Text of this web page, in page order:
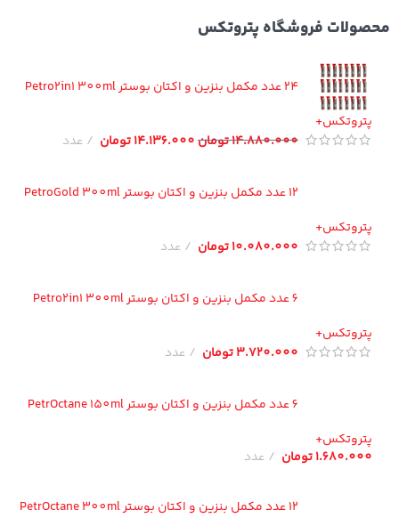
فروشگاه پتروتکس
24 عدد مکمل بنزین و اکتان بوستر Petro2in1 300ml
14.880.000تومان14.136.000تومان عدد
12 عدد مکمل بنزین و اکتان بوستر PetroGold 300ml
10.080.000تومان عدد
6 عدد مکمل بنزین و اکتان بوستر Petro2in1 300ml
3.720.000تومان عدد
6 عدد مکمل بنزین و اکتان بوستر PetrOctane 150ml
تومان عدد
12 عدد مکمل بنزین و اکتان بوستر PetrOctane 300ml